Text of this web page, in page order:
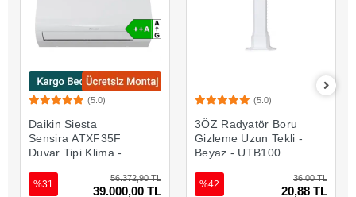
(5.0)
Daikin Siesta
Sensira ATXF35F
Duvar Tipi Klima -
56.372,90 TL
39.000,00 TL
%31
(5.0)
3ÖZ Radyatör Boru
Gizleme Uzun Tekli -
Beyaz - UTB100
36,00 TL
20,88 TL
%42